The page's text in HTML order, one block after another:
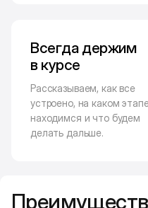
Всегда держим
в курсе
Рассказываем, как все
устроено, на каком
находимся и что будем
делать дальше.